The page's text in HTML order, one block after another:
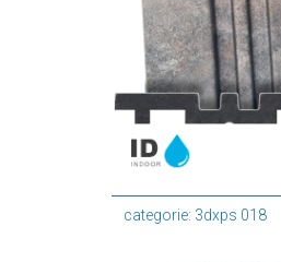
categorie: 3dxps 018